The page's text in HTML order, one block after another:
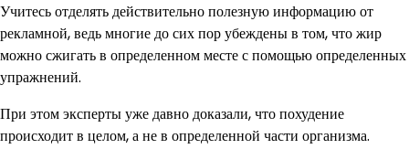
Учитесь отделять действительно полезную информацию от
рекламной, ведь многие до сих пор убеждены в том, что жир
можно сжигать в определенном месте с помощью определенных
упражнений.
При этом эксперты уже давно доказали, что похудение
происходит в целом, а не в определенной части организма.